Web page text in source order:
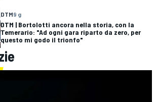
DTM9 g
DTM | Bortolotti ancora nella storia, con la
Temerario: "Ad ogni gara riparto da zero, per
questo mi godo il trionfo"